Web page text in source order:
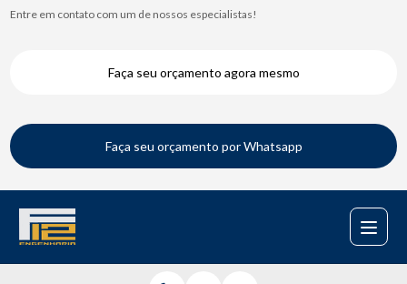
Entre em contato com um de nossos especialistas!
Faça seu orçamento agora mesmo
Faça seu orçamento por Whatsapp